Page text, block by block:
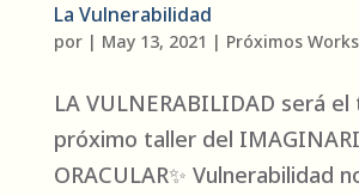
La Vulnerabilidad
por | May 13, 2021 | Próximos
LA VULNERABILIDAD será
próximo taller del
ORACULAR✨ Vulnerabilidad